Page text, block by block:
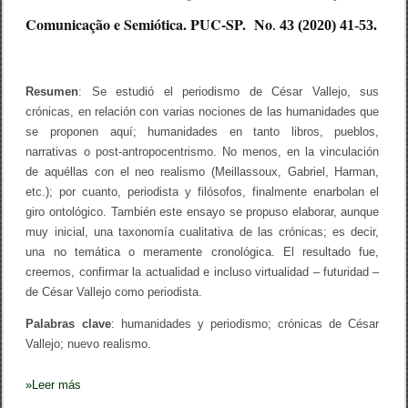
l
e
Comunicação e Semiótica. PUC-SP. No. 43 (2020) 41-53.
Resumen: Se estudió el periodismo de César Vallejo, sus
crónicas, en relación con varias nociones de las humanidades que
se proponen aquí; humanidades en tanto libros, pueblos,
narrativas o post-antropocentrismo. No menos, en la vinculación
de aquéllas con el neo realismo (Meillassoux, Gabriel, Harman,
etc.); por cuanto, periodista y filósofos, finalmente enarbolan el
giro ontológico. También este ensayo se propuso elaborar, aunque
muy inicial, una taxonomía cualitativa de las crónicas; es decir,
una no temática o meramente cronológica. El resultado fue,
creemos, confirmar la actualidad e incluso virtualidad – futuridad –
de César Vallejo como periodista.
Palabras clave: humanidades y periodismo; crónicas de César
Vallejo; nuevo realismo.
»Leer más